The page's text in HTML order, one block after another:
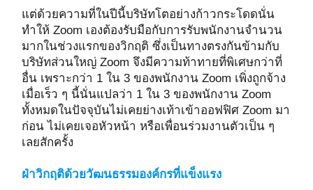
แต่ด้วยความที่ในปีนี้บริษัทโตอย่างก้าวกระโดดนั่น
ทำให้ Zoom เองต้องรับมือกับการรับพนักงานจำนวน
มากในช่วงแรกของวิกฤติ ซึ่งเป็นทางตรงกันข้ามกับ
บริษัทส่วนใหญ่ Zoom จึงมีความท้าทายที่พิเศษกว่าที่
อื่น เพราะกว่า 1 ใน 3 ของพนักงาน Zoom เพิ่งถูกจ้าง
เมื่อเร็ว ๆ นี้นั่นแปลว่า 1 ใน 3 ของพนักงาน Zoom
ทั้งหมดในปัจจุบันไม่เคยย่างเท้าเข้าออฟฟิศ Zoom มา
ก่อน ไม่เคยเจอหัวหน้า หรือเพื่อนร่วมงานตัวเป็น ๆ
เลยสักครั้ง
ฝ่าวิกฤติด้วยวัฒนธรรมองค์กรที่แข็งแรง